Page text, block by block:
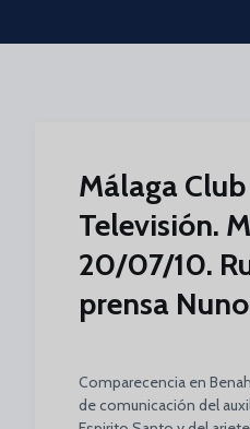
Skip to main content
Málaga
Televisión.
20/07/10.
prensa
Comparecencia en
de comunicación del